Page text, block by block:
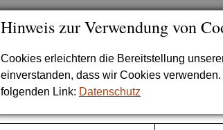
Hinweis zur Verwendung von
Cookies erleichtern die Bereitstellung
einverstanden, dass wir Cookies
folgenden Link: Datenschutz